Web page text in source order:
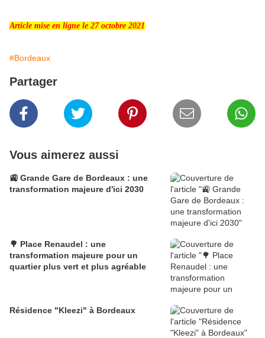
Article mise en ligne le 27 octobre 2021
#Bordeaux
Partager
Vous aimerez aussi
🚉 Grande Gare de Bordeaux : une
transformation majeure d'ici 2030
🌳 Place Renaudel : une
transformation majeure pour un
quartier plus vert et plus agréable
Résidence "Kleezi" à Bordeaux